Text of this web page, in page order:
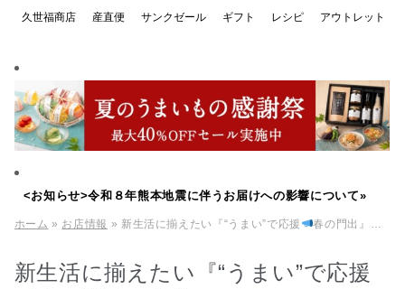
久世福商店 産直便 サンクゼール ギフト レシピ アウトレット
<お知らせ>令和８年熊本地震に伴うお届けへの影響について»
ホーム » お店情報 » 新生活に揃えたい『“うまい”で応援 春の門出』特集
新生活に揃えたい『“うまい”で応援